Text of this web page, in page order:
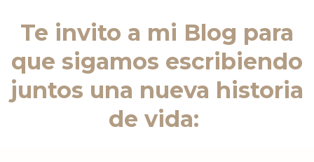
Te invito a mi Blog para
que sigamos escribiendo
juntos una nueva historia
de vida: